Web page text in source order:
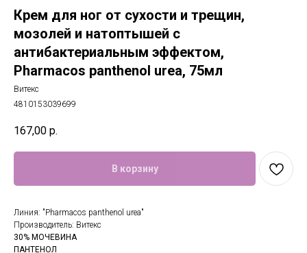
Крем для ног от сухости и трещин,
мозолей и натоптышей с
антибактериальным эффектом,
Pharmacos panthenol urea, 75мл
Витекс
4810153039699
167,00 р.
В корзину
Линия: "Pharmacos panthenol urea"
Производитель: Витекс
30% МОЧЕВИНА
ПАНТЕНОЛ